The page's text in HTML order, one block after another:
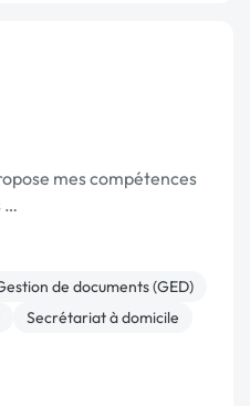
mes compétences
…
de documents (GED)
Secrétariat à domicile